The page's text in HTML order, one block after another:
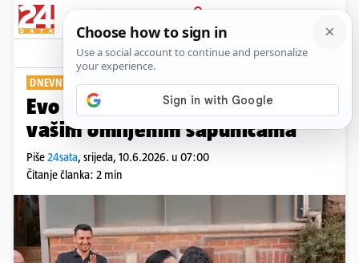
PRIJAVA
Show Komentari
DNEVNI PREGLED
Evo što vas ove srijede čeka u
vašim omiljenim sapunicama
Piše24sata, srijeda, 10.6.2026. u 07:00
Čitanje članka: 2 min